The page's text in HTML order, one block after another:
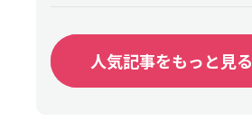
人気記事をもっと見る
人気記事をもっと見る